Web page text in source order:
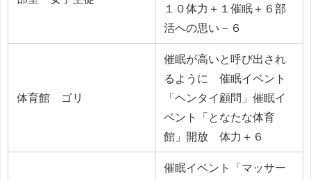
１０体力＋１催眠＋６部
活への思い－６
体育館 ゴリ
催眠が高いと呼び出され
るように 催眠イベント
「ヘンタイ顧問」催眠イ
ベント「となたな体育
館」開放 体力＋６
催眠イベント「マッサー